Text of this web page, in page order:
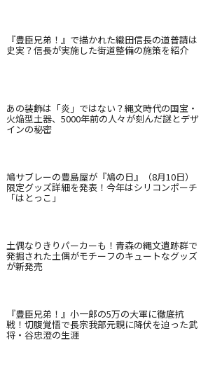
『豊臣兄弟！』で描かれた織田信長の道普請は
史実？信長が実施した街道整備の施策を紹介
あの装飾は「炎」ではない？縄文時代の国宝・
火焔型土器、5000年前の人々が刻んだ謎とデザ
インの秘密
鳩サブレーの豊島屋が『鳩の日』（8月10日）
限定グッズ詳細を発表！今年はシリコンポーチ
「はとっこ」
土偶なりきりパーカーも！青森の縄文遺跡群で
発掘された土偶がモチーフのキュートなグッズ
が新発売
『豊臣兄弟！』小一郎の5万の大軍に徹底抗
戦！切腹覚悟で長宗我部元親に降伏を迫った武
将・谷忠澄の生涯